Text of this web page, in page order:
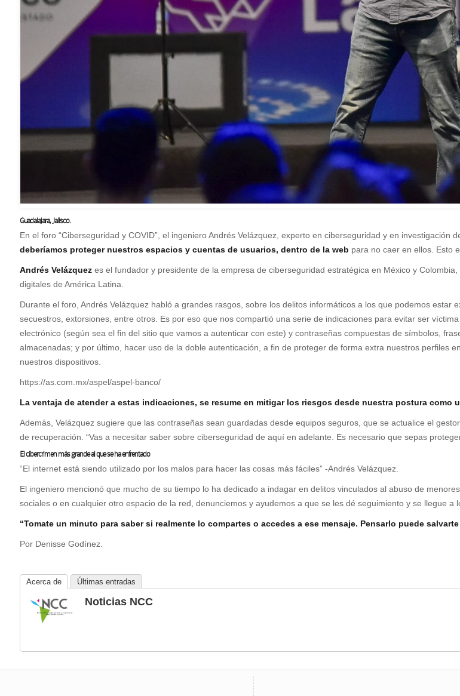
Guadalajara, Jalisco.
En el foro “Ciberseguridad y COVID”, el ingeniero Andrés Velázquez, experto en ciberseguridad y en investigación
deberíamos proteger nuestros espacios y cuentas de usuarios, dentro de la web para no caer en ellos. Esto
Andrés Velázquez es el fundador y presidente de la empresa de ciberseguridad estratégica en México y Colombia,
digitales de América Latina.
Durante el foro, Andrés Velázquez habló a grandes rasgos, sobre los delitos informáticos a los que podemos
secuestros, extorsiones, entre otros. Es por eso que nos compartió una serie de indicaciones para evitar ser
electrónico (según sea el fin del sitio que vamos a autenticar con este) y contraseñas compuestas de símbolos,
almacenadas; y por último, hacer uso de la doble autenticación, a fin de proteger de forma extra nuestros perfiles
nuestros dispositivos.
https://as.com.mx/aspel/aspel-banco/
La ventaja de atender a estas indicaciones, se resume en mitigar los riesgos desde nuestra postura como
Además, Velázquez sugiere que las contraseñas sean guardadas desde equipos seguros, que se actualice el
de recuperación. “Vas a necesitar saber sobre ciberseguridad de aquí en adelante. Es necesario que sepas
El cibercrimen más grande al que se ha enfrentado
“El internet está siendo utilizado por los malos para hacer las cosas más fáciles” -Andrés Velázquez.
El ingeniero mencionó que mucho de su tiempo lo ha dedicado a indagar en delitos vinculados al abuso de
sociales o en cualquier otro espacio de la red, denunciemos y ayudemos a que se les dé seguimiento y se llegue a
“Tomate un minuto para saber si realmente lo compartes o accedes a ese mensaje. Pensarlo puede
Por Denisse Godínez.
Acerca de Últimas entradas
Noticias NCC